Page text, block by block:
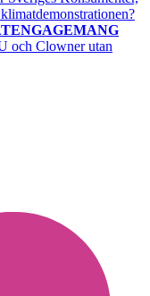
och Clowner utan